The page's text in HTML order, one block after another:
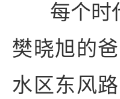
每个时
樊晓旭的
水区东风